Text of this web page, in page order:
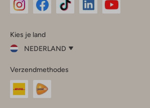
InstagramFacebook
Kies je land
NEDERLAND
je
land
Nederland
Verzendmethodes